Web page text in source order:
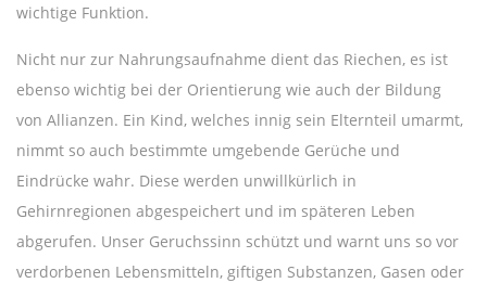
wichtige Funktion.
Nicht nur zur Nahrungsaufnahme dient das Riechen, es ist
ebenso wichtig bei der Orientierung wie auch der Bildung
von Allianzen. Ein Kind, welches innig sein Elternteil umarmt,
nimmt so auch bestimmte umgebende Gerüche und
Eindrücke wahr. Diese werden unwillkürlich in
Gehirnregionen abgespeichert und im späteren Leben
abgerufen. Unser Geruchssinn schützt und warnt uns so vor
verdorbenen Lebensmitteln, giftigen Substanzen, Gasen oder